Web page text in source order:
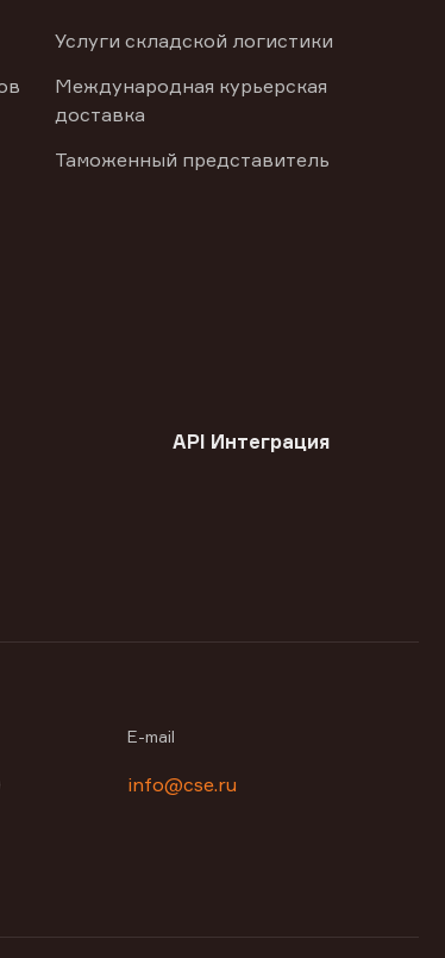
Услуги складской логистики
Международная курьерская
доставка
Таможенный представитель
API Интеграция
E-mail
info@cse.ru